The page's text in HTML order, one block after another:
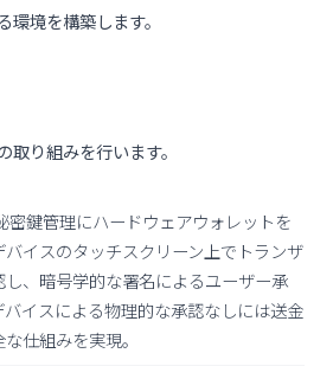
環境を構築します。
取り組みを行います。
鍵管理にハードウェアウォレットを
イスのタッチスクリーン上でトランザ
し、暗号学的な署名によるユーザー承
イスによる物理的な承認なしには送金
仕組みを実現。